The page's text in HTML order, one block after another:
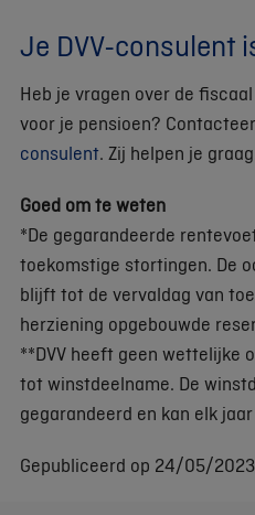
Je DVV-consulent
Heb je vragen over de
voor je pensioen?
consulent. Zij helpen je
Goed om te weten
*De gegarandeerde
toekomstige stortingen. De
blijft tot de vervaldag van
herziening opgebouwde
**DVV heeft geen wettelijke
tot winstdeelname. De
gegarandeerd en kan elk
Gepubliceerd op 24/05/2023